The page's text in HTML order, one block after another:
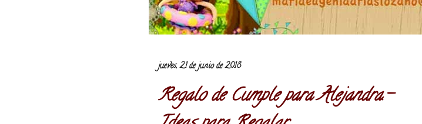
jueves, 21 de junio de 2018
Regalo de Cumple para Alejandra.-